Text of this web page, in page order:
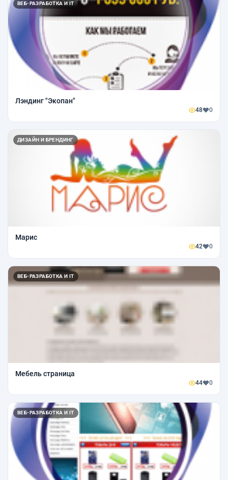
ВЕБ-РАЗРАБОТКА И IT
Лэндинг "Экопан"
48 0
ДИЗАЙН И БРЕНДИНГ
Марис
42 0
ВЕБ-РАЗРАБОТКА И IT
Мебель страница
44 0
ВЕБ-РАЗРАБОТКА И IT